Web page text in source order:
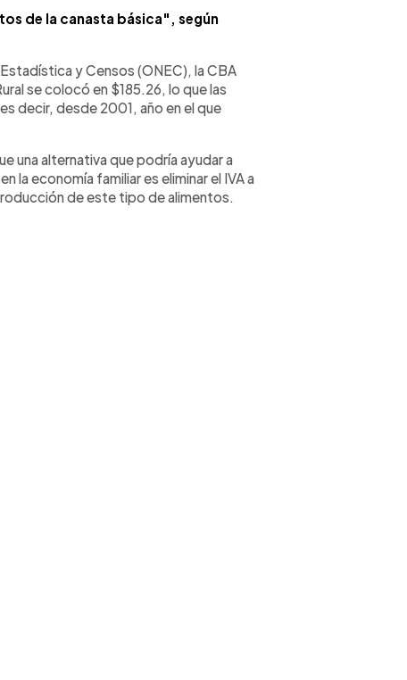
de la canasta básica", según
y Censos (ONEC), la CBA
se colocó en $185.26, lo que las
decir, desde 2001, año en el que
una alternativa que podría ayudar a
la economía familiar es eliminar el IVA a
de este tipo de alimentos.